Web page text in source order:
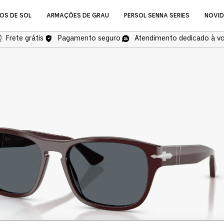
DE SOL ARMAÇÕES DE GRAU PERSOL SENNA SERIES
NOVIDADES
Óculos de Grau
COMPRAR ÓCULOS DE
Frete grátis Pagamento seguro Atendimento dedicado à